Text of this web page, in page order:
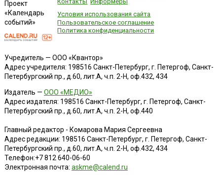
Проект
«Календарь
событий»
Условия использования сайта
Пользовательское соглашение
Политика конфиденциальности
Учредитель — ООО «Квантор»
Адрес учредителя: 198516 Санкт-Петербург, г. Петергоф, Санкт-
Петербургский пр., д.60, лит.А, ч.п. 2-Н, оф.432, 434
Издатель — ООО «МЕДИО»
Адрес издателя: 198516 Санкт-Петербург, г. Петергоф, Санкт-
Петербургский пр., д.60, лит.А, ч.п. 2-Н, оф.440
Главный редактор - Комарова Мария Сергеевна
Адрес редакции: 198516 Санкт-Петербург, г. Петергоф, Санкт-
Петербургский пр., д.60, лит.А, ч.п. 2-Н, оф.432, 434
Телефон:+7 812 640-06-60
Электронная почта: askme@calend.ru